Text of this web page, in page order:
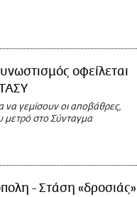
οφείλεται
γεμίσουν οι αποβάθρες,
μετρό στο Σύνταγμα
- Στάση «δροσιάς»